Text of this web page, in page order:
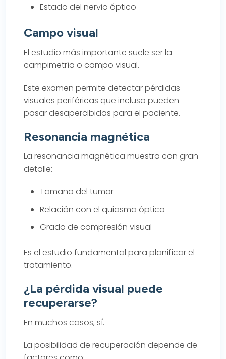
Estado del nervio óptico
Campo visual
El estudio más importante suele ser la
campimetría o campo visual.
Este examen permite detectar pérdidas
visuales periféricas que incluso pueden
pasar desapercibidas para el paciente.
Resonancia magnética
La resonancia magnética muestra con gran
detalle:
Tamaño del tumor
Relación con el quiasma óptico
Grado de compresión visual
Es el estudio fundamental para planificar el
tratamiento.
¿La pérdida visual puede
recuperarse?
En muchos casos, sí.
La posibilidad de recuperación depende de